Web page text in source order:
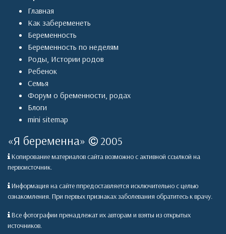
Главная
Как забеременеть
Беременность
Беременность по неделям
Роды, Истории родов
Ребенок
Семья
Форум о бременности, родах
Блоги
mini sitemap
«Я беременна» 2005
Копирование материалов сайта возможно с активной ссылкой на
первоисточник.
Информация на сайте ппредоставляется исключительно с целью
ознакомления. При первых признаках заболевания обратитесь к врачу.
Все фотографии пренадлежат их авторам и взяты из открытых
источников.